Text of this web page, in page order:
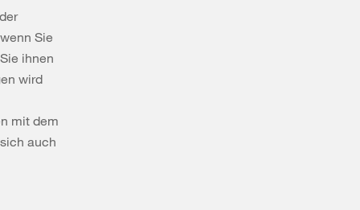
Sie
ihnen
wird
mit dem
auch